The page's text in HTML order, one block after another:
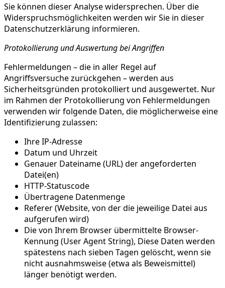
Sie können dieser Analyse widersprechen. Über die
Widerspruchsmöglichkeiten werden wir Sie in dieser
Datenschutzerklärung informieren.
Protokollierung und Auswertung bei Angriffen
Fehlermeldungen – die in aller Regel auf
Angriffsversuche zurückgehen – werden aus
Sicherheitsgründen protokolliert und ausgewertet. Nur
im Rahmen der Protokollierung von Fehlermeldungen
verwenden wir folgende Daten, die möglicherweise eine
Identifizierung zulassen:
Ihre IP-Adresse
Datum und Uhrzeit
Genauer Dateiname (URL) der angeforderten
Datei(en)
HTTP-Statuscode
Übertragene Datenmenge
Referer (Website, von der die jeweilige Datei aus
aufgerufen wird)
Die von Ihrem Browser übermittelte Browser-
Kennung (User Agent String), Diese Daten werden
spätestens nach sieben Tagen gelöscht, wenn sie
nicht ausnahmsweise (etwa als Beweismittel)
länger benötigt werden.